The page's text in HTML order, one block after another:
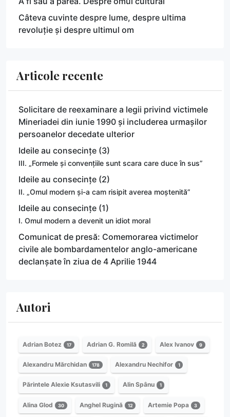
Câteva cuvinte despre lume, despre ultima
revoluție și despre ultimul om
Articole recente
Solicitare de reexaminare a legii privind victimele
Mineriadei din iunie 1990 și includerea urmașilor
persoanelor decedate ulterior
Ideile au consecințe (3)
III. „Formele și convențiile sunt scara care duce în sus”
Ideile au consecințe (2)
II. „Omul modern și-a cam risipit averea moștenită”
Ideile au consecințe (1)
I. Omul modern a devenit un idiot moral
Comunicat de presă: Comemorarea victimelor
civile ale bombardamentelor anglo-americane
declanșate în ziua de 4 Aprilie 1944
Autori
Adrian Botez 17 Adrian G. Romilă 2 Alex Ivanov 9
Alexandru Mărchidan 178 Alexandru Nechifor 1
Părintele Alexie Ksutasvili 1 Alin Spânu 1
Alina Glod 30 Anghel Rugină 12 Artemie Popa 3